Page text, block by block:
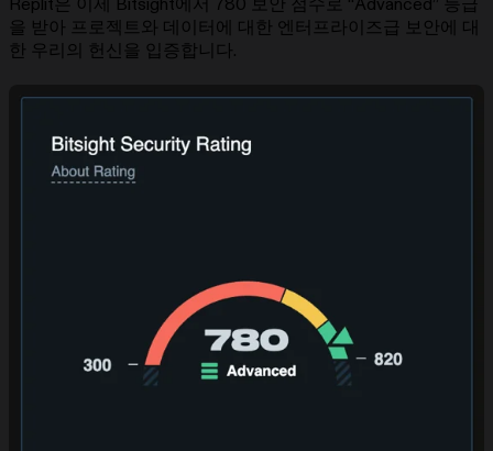
Replit은 이제 Bitsight에서 780 보안 점수로 “Advanced” 등급
을 받아 프로젝트와 데이터에 대한 엔터프라이즈급 보안에 대
한 우리의 헌신을 입증합니다.